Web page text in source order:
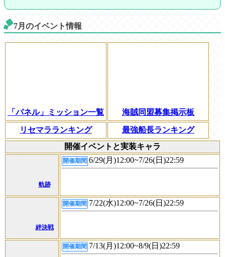
7月のイベント情報
「パネル」ミッション一覧 海賊同盟募集掲示板
リセマラランキング
最強船長ランキング
開催イベントと実装キャラ
軌跡
開催期間 6/29(月)12:00~7/26(日)22:59
絆決戦
開催期間 7/22(水)12:00~7/26(日)22:59
開催期間 7/13(月)12:00~8/9(日)22:59